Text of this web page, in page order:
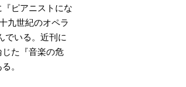
ピアニストにな
九世紀のオペラ
でいる。近刊に
た『音楽の危
。